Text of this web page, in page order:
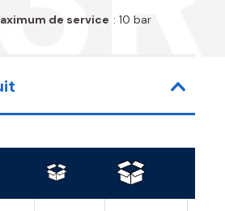
de service : 10 bar